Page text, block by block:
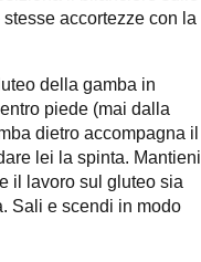
accortezze con la
della gamba in
piede (mai dalla
dietro accompagna il
lei la spinta. Mantieni
il lavoro sul gluteo sia
Sali e scendi in modo